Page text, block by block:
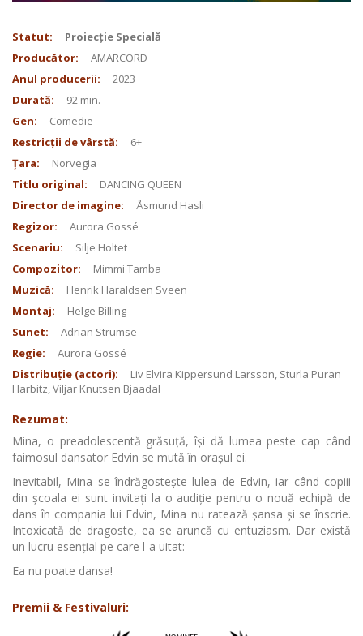
Statut:
Proiecție Specială
Producător:
AMARCORD
Anul producerii:
2023
Durată:
92 min.
Gen:
Comedie
Restricții de vârstă:
6+
Țara:
Norvegia
Titlu original:
DANCING QUEEN
Director de imagine:
Åsmund Hasli
Regizor:
Aurora Gossé
Scenariu:
Silje Holtet
Compozitor:
Mimmi Tamba
Muzică:
Henrik Haraldsen Sveen
Montaj:
Helge Billing
Sunet:
Adrian Strumse
Regie:
Aurora Gossé
Distribuție (actori):
Liv Elvira Kippersund Larsson, Sturla Puran
Harbitz, Viljar Knutsen Bjaadal
Rezumat:
Mina, o preadolescentă grăsuță, își dă lumea peste cap când
faimosul dansator Edvin se mută în orașul ei.
Inevitabil, Mina se îndrăgostește lulea de Edvin, iar când copiii
din școala ei sunt invitați la o audiție pentru o nouă echipă de
dans în compania lui Edvin, Mina nu ratează șansa și se înscrie.
Intoxicată de dragoste, ea se aruncă cu entuziasm. Dar există
un lucru esențial pe care l-a uitat:
Ea nu poate dansa!
Premii & Festivaluri: